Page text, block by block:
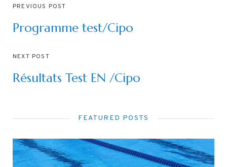
PREVIOUS POST
Programme test/Cipo
NEXT POST
Résultats Test EN /Cipo
FEATURED POSTS